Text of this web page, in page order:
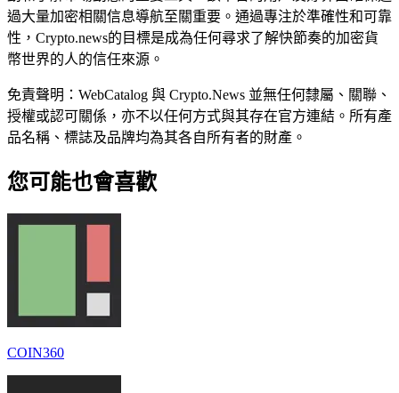
過大量加密相關信息導航至關重要。通過專注於準確性和可靠
性，Crypto.news的目標是成為任何尋求了解快節奏的加密貨
幣世界的人的信任來源。
免責聲明：WebCatalog 與 Crypto.News 並無任何隸屬、關聯、
授權或認可關係，亦不以任何方式與其存在官方連結。所有產
品名稱、標誌及品牌均為其各自所有者的財產。
您可能也會喜歡
COIN360